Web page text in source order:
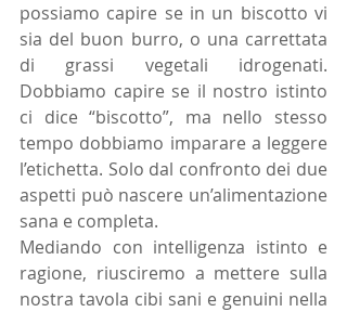
possiamo capire se in un biscotto vi
sia del buon burro, o una carrettata
di grassi vegetali idrogenati.
Dobbiamo capire se il nostro istinto
ci dice “biscotto”, ma nello stesso
tempo dobbiamo imparare a leggere
l’etichetta. Solo dal confronto dei due
aspetti può nascere un’alimentazione
sana e completa.
Mediando con intelligenza istinto e
ragione, riusciremo a mettere sulla
nostra tavola cibi sani e genuini nella